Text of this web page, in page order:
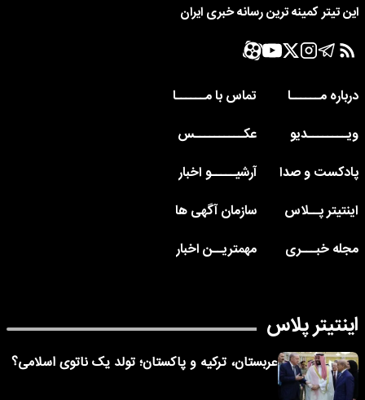
این تیتر کمینه ترین رسانه خبری ایران
درباره مــــــا
تماس با مــــــا
ویــــــــدیو
عکــــــــــس
پادکست و صدا
آرشیـــــو اخبار
اینتیتر پــلاس
سازمان آگهی ها
مجله خبـــری
مهمتریــن اخبار
اینتیتر پلاس
عربستان، ترکیه و پاکستان؛ تولد یک ناتوی اسلامی؟